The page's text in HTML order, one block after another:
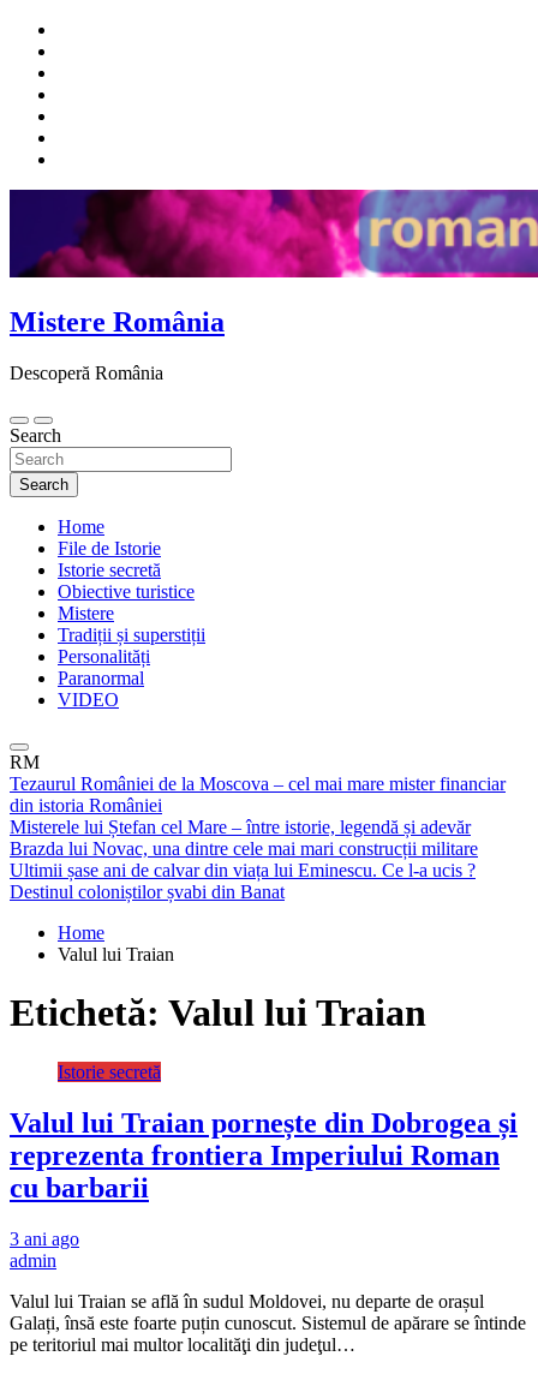
Skip
content
Mistere România
Descoperă România
Search
Search
Home
File de Istorie
Istorie secretă
Obiective turistice
Mistere
Tradiții și superstiții
Personalități
Paranormal
VIDEO
RM
Tezaurul României de la Moscova – cel mai mare mister financiar
din istoria României
Misterele lui Ștefan cel Mare – între istorie, legendă și adevăr
Brazda lui Novac, una dintre cele mai mari construcții militare
Ultimii șase ani de calvar din viața lui Eminescu. Ce l-a ucis ?
Destinul coloniștilor șvabi din Banat
Home
Valul lui Traian
Etichetă: Valul lui Traian
Istorie secretă
Valul lui Traian pornește din Dobrogea și
reprezenta frontiera Imperiului Roman
cu barbarii
3 ani ago
admin
Valul lui Traian se află în sudul Moldovei, nu departe de orașul
Galați, însă este foarte puțin cunoscut. Sistemul de apărare se întinde
pe teritoriul mai multor localităţi din judeţul…